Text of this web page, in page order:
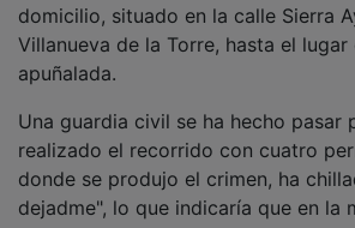
domicilio, situado en la calle Sierra
Villanueva de la Torre, hasta el
apuñalada.
Una guardia civil se ha hecho pasar
realizado el recorrido con cuatro
donde se produjo el crimen, ha
dejadme", lo que indicaría que en la